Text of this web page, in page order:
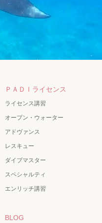
ＰＡＤＩライセンス
ライセンス講習
オープン・ウォーター
アドヴァンス
レスキュー
ダイブマスター
スペシャルティ
エンリッチ講習
BLOG